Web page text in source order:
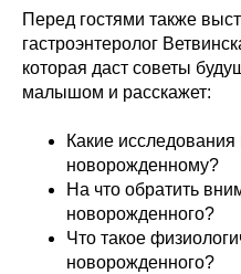
Перед гостями также
гастроэнтеролог
которая даст советы
малышом и расскажет:
Какие исследования
новорожденному?
На что обратить
новорожденного?
Что такое
новорожденного?